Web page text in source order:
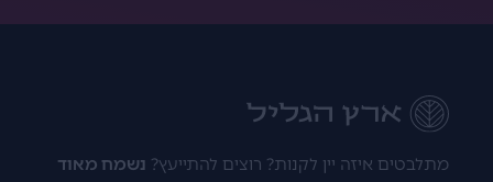
מתלבטים איזה יין לקנות? רוצים להתייעץ? נשמח מאוד